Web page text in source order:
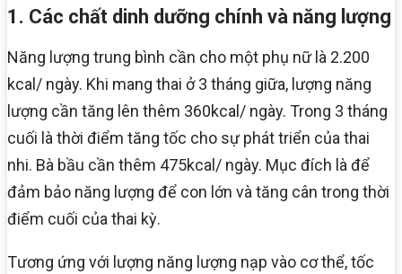
1. Các chất dinh dưỡng chính và năng lượng
Năng lượng trung bình cần cho một phụ nữ là 2.200
kcal/ ngày. Khi mang thai ở 3 tháng giữa, lượng năng
lượng cần tăng lên thêm 360kcal/ ngày. Trong 3 tháng
cuối là thời điểm tăng tốc cho sự phát triển của thai
nhi. Bà bầu cần thêm 475kcal/ ngày. Mục đích là để
đảm bảo năng lượng để con lớn và tăng cân trong thời
điểm cuối của thai kỳ.
Tương ứng với lượng năng lượng nạp vào cơ thể, tốc